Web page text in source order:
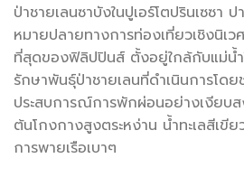
ป่าชายเลนซาบังในปูเอร์โตปรินเซซา
หมายปลายทางการท่องเที่ยวเชิงนิเว
ที่สุดของฟิลิปปินส์ ตั้งอยู่ใกล้กับแม่น้
รักษาพันธุ์ป่าชายเลนที่ดำเนินการโด
ประสบการณ์การพักผ่อนอย่างเงียบ
ต้นโกงกางสูงตระหง่าน น้ำทะเลสีเขี
การพายเรือเบาๆ